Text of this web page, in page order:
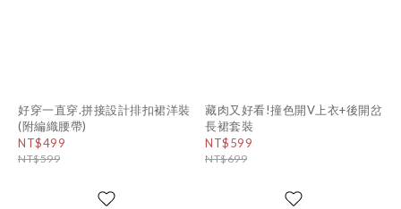
好穿一直穿.拼接設計排扣裙洋裝
(附編織腰帶)
NT$499
NT$599
藏肉又好看!撞色開V上衣+後開岔
長裙套裝
NT$599
NT$699